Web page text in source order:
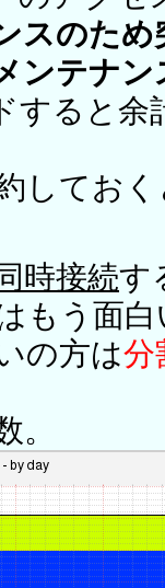
スのため
ンテナ
すると余
してお
時接続す
もう面
の方は分
。